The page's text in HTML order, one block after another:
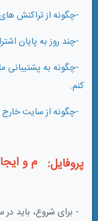
-چگونه از تراکنش
-چند روز به پایان
-چگونه به پشتیبانی
کنم.
-چگونه از سایت
- ثبت نام و
پروفایل:
- برای شروع، باید در